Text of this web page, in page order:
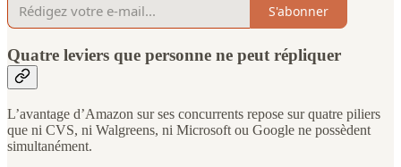
S'abonner
Quatre leviers que personne ne peut répliquer
L’avantage d’Amazon sur ses concurrents repose sur quatre piliers
que ni CVS, ni Walgreens, ni Microsoft ou Google ne possèdent
simultanément.